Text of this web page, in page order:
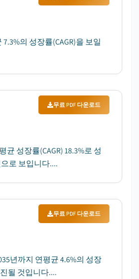
의 성장률(CAGR)을 보일
무료 PDF 다운로드
성장률(CAGR) 18.3%로 성
로 보입니다....
무료 PDF 다운로드
년까지 연평균 4.6%의 성장
될 것입니다....